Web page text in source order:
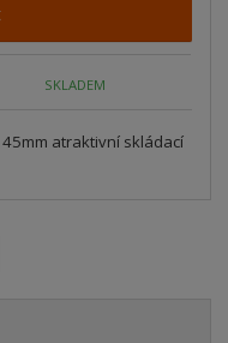
SKLADEM
atraktivní skládací